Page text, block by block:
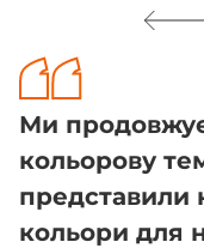
Ми
кольорову
представили
кольори для